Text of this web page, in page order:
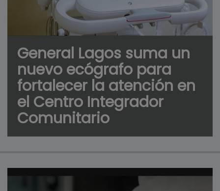
General Lagos suma un
nuevo ecógrafo para
fortalecer la atención en
el Centro Integrador
Comunitario